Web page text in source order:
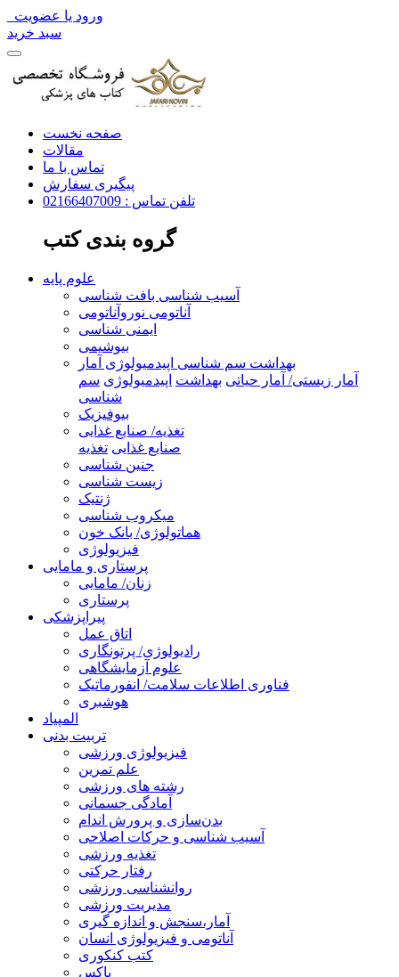
ورود یا عضویت
سبد خرید
صفحه نخست
مقالات
تماس با ما
پیگیری سفارش
تلفن تماس : 02166407009
گروه بندی کتب
علوم پایه
آسیب شناسی بافت شناسی
آناتومی نوروآناتومی
ایمنی شناسی
بیوشیمی
بهداشت سم شناسی اپیدمیولوژی آمار
آمار زیستی/ آمار حیاتی بهداشت اپیدمیولوژی سم
شناسی
بیوفیزیک
تغذیه/ صنایع غذایی
صنایع غذایی تغذیه
جنین شناسی
زیست شناسی
ژنتیک
میکروب شناسی
هماتولوژی/ بانک خون
فیزیولوژی
پرستاری و مامایی
زنان/ مامایی
پرستاری
پیراپزشکی
اتاق عمل
رادیولوژی/ پرتونگاری
علوم آزمایشگاهی
فناوری اطلاعات سلامت/ انفورماتیک
هوشبری
المپیاد
تربیت بدنی
فیزیولوژی ورزشی
علم تمرین
رشته های ورزشی
آمادگی جسمانی
بدن‌سازی و پرورش اندام
آسیب شناسی و حرکات اصلاحی
تغذیه ورزشی
رفتار حرکتی
روانشناسی ورزشی
مدیریت ورزشی
آمار،سنجش و اندازه گیری
آناتومی و فیزیولوژی انسان
کتب کنکوری
باکس